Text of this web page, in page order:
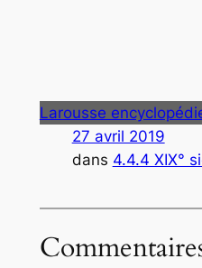
Larousse
27 avril 2019
dans 4.4.4 XIX°